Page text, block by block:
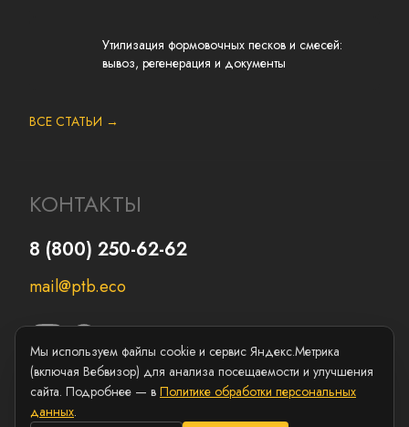
Утилизация формовочных песков и смесей:
вывоз, регенерация и документы
ВСЕ СТАТЬИ →
КОНТАКТЫ
8 (800) 250-62-62
mail@ptb.eco
Мы используем файлы cookie и сервис Яндекс.Метрика
(включая Вебвизор) для анализа посещаемости и улучшения
сайта. Подробнее — в Политике обработки персональных
данных.